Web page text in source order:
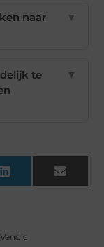
naar
▼
te
▼
LinkedIn Email
Vendic